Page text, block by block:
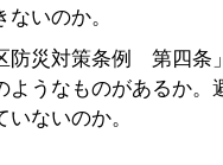
いのか。
防災対策条例 第四条
ようなものがあるか。
ないのか。